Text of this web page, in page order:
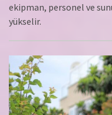
ekipman, personel ve
yükselir.